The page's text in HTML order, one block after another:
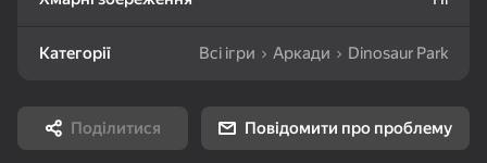
72
Шарики - Лопай и
Взрывай!
66
Линии Шарики 98
пять в ряд
83
Маджонг: Супер
Соедини
Категорії Всі ігри Аркади Dinosaur Park
Поділитися Повідомити про проблему